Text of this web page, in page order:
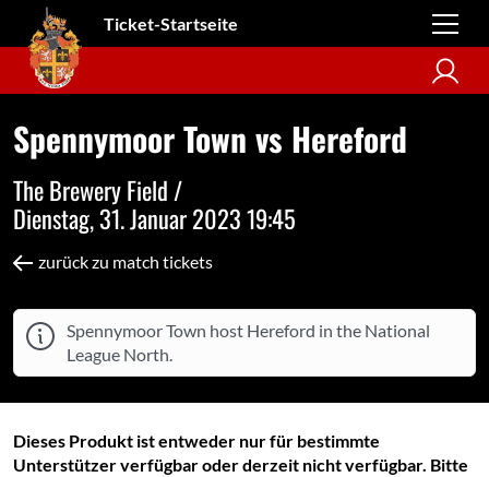
Ticket-Startseite
Spennymoor Town vs Hereford
The Brewery Field /
Dienstag, 31. Januar 2023 19:45
zurück zu match tickets
Spennymoor Town host Hereford in the National
League North.
Dieses Produkt ist entweder nur für bestimmte
Unterstützer verfügbar oder derzeit nicht verfügbar. Bitte